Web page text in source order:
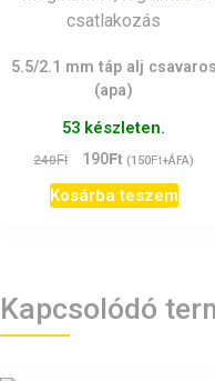
5.5/2.1 mm táp alj csavaros
(apa)
53 készleten.
240Ft
Original
price
was:
190Ft Current
price
is:
(150Ft+ÁFA)
Kosárba teszem
Kapcsolódó